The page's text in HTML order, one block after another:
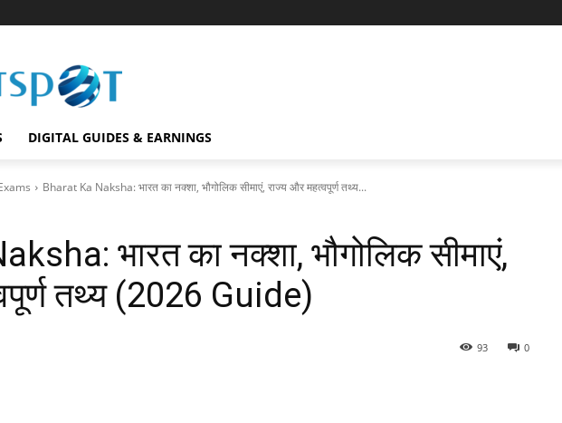
DIGITAL GUIDES & EARNINGS
Bharat Ka Naksha: भारत का नक्शा, भौगोलिक सीमाएं, राज्य और महत्वपूर्ण तथ्य...
भारत का नक्शा, भौगोलिक सीमाएं,
तथ्य (2026 Guide)
0
93